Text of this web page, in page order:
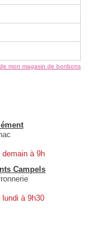
mon magasin de bonbons
demain à 9h
Campels
lundi à 9h30